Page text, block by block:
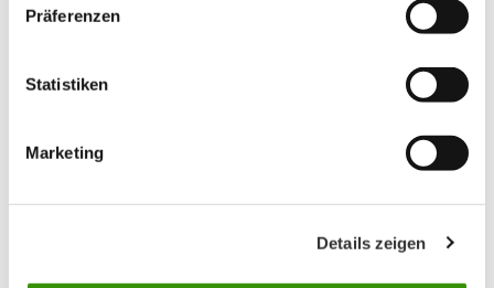
Präferenzen
Statistiken
Marketing
Details zeigen
samac.prodaja@austrotherm.ba
Navigovat